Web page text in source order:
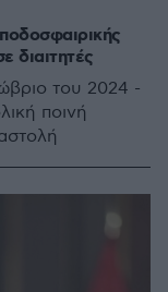
διαιτητές
του 2024 -
ποινή